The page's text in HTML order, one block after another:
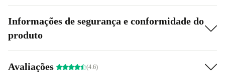
o revolucionário chip A17 Pro, este sensacional iPhone
15 Pro Max refurbed é capaz de produzir vídeo e
numa experiência mais realista enquanto jogas os teus
Informações de segurança e conformidade do
produto
Avaliações (4.6)